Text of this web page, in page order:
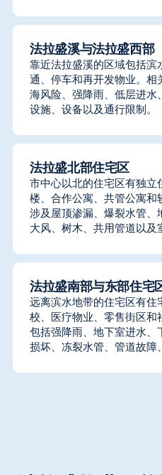
法拉盛溪与法拉盛西部
靠近法拉盛溪的区域包括滨
通、停车和再开发物业。相
海风险、强降雨、低层进水
设施、设备以及通行限制。
法拉盛北部住宅区
市中心以北的住宅区有独立
楼、合作公寓、共管公寓和
涉及屋顶渗漏、爆裂水管、
大风、树木、共用管道以及
法拉盛南部与东部住宅
远离滨水地带的住宅区有住
校、医疗物业、零售街区和
包括强降雨、地下室进水、
损坏、冻裂水管、管道故障